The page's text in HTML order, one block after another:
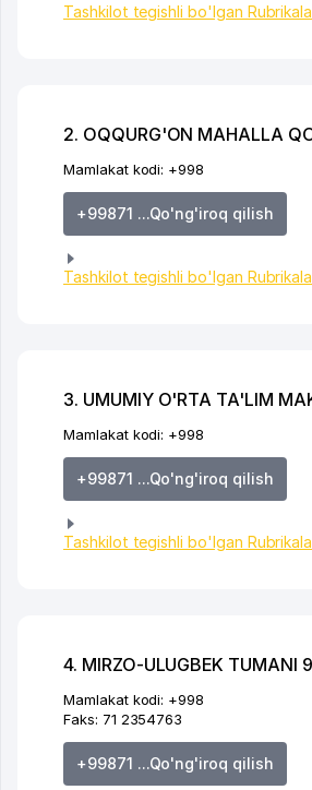
Tashkilot tegishli bo'lgan
2. OQQURG'ON MAHALLA
Mamlakat kodi: +998
+99871 ...Qo'ng'iroq qilish
Tashkilot tegishli bo'lgan
3. UMUMIY O'RTA TA'LIM
Mamlakat kodi: +998
+99871 ...Qo'ng'iroq qilish
Tashkilot tegishli bo'lgan
4. MIRZO-ULUGBEK TUMANI
Mamlakat kodi: +998
Faks: 71 2354763
+99871 ...Qo'ng'iroq qilish